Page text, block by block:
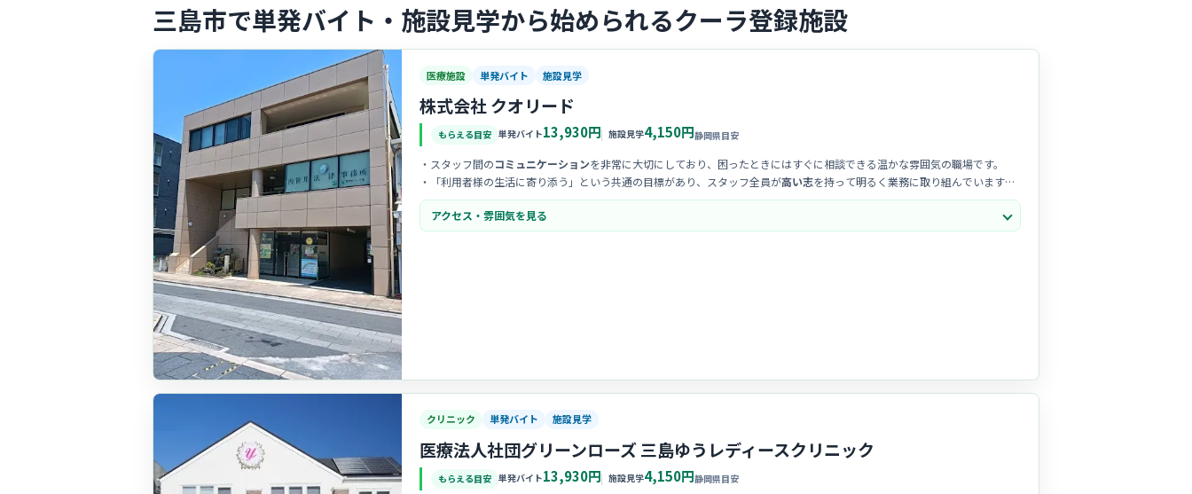
三島市で単発バイト・施設見学から始められるクーラ登録施設
医療施設 単発バイト 施設見学
株式会社 クオリード
もらえる目安 単発バイト13,930円 施設見学4,150円静岡県目安
・スタッフ間のコミュニケーションを非常に大切にしており、困ったときにはすぐに相談できる温かな雰囲気の職場です。
・「利用者様の生活に寄り添う」という共通の目標があり、スタッフ全員が高い志を持って明るく業務に取り組んでいます。
・新しい意見や提案を歓迎する風通しの良い社風なので、あなたの経験やアイデアを活かしながらのびのびと活躍できます。
アクセス・雰囲気を見る
クリニック 単発バイト 施設見学
医療法人社団グリーンローズ 三島ゆうレディースクリニック
もらえる目安 単発バイト13,930円 施設見学4,150円静岡県目安